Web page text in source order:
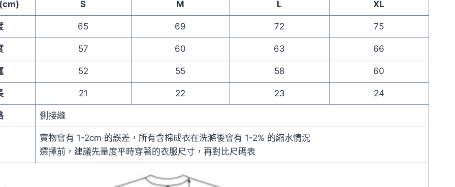
S M L XL
65 69 72 75
57 60 63 66
52 55 58 60
21 22 23 24
側接縫
實物會有 1-2cm 的誤差，所有含棉成衣在洗滌後會有 1-2% 的縮水情況
選擇前，建議先量度平時穿著的衣服尺寸，再對比尺碼表